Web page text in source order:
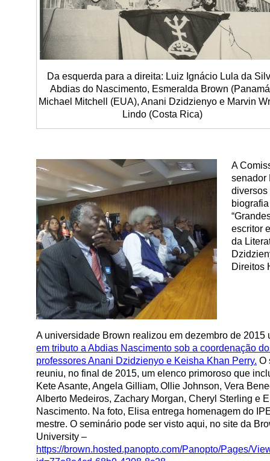
Da esquerda para a direita: Luiz Ignácio Lula da
Abdias do Nascimento, Esmeralda Brown
Michael Mitchell (EUA), Anani Dzidzienyo e Marvin
Lindo (Costa Rica)
A
senador
diversos
escritor
da
Direitos
A universidade Brown realizou em dezembro de 2015
em tributo a Abdias Nascimento sob a coordenação
professores Anani Dzidzienyo e Keisha Khan Perry. O
reuniu, no final de 2015, um elenco primoroso que
Kete Asante, Angela Gilliam, Ollie Johnson, Vera
Alberto Medeiros, Zachary Morgan, Cheryl Sterling e
Nascimento. Na foto, Elisa entrega homenagem do
mestre. O seminário pode ser visto aqui, no site da
University –
https://brown.hosted.panopto.com/Panopto/Pages/